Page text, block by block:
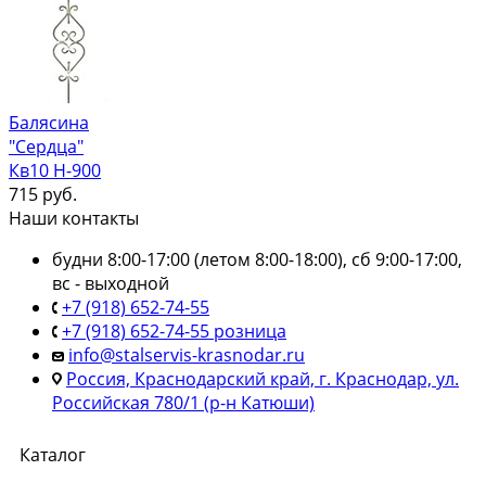
Балясина
"Сердца"
Кв10 Н-900
715 руб.
Наши контакты
будни 8:00-17:00 (летом 8:00-18:00), сб 9:00-17:00,
вс - выходной
+7 (918) 652-74-55
+7 (918) 652-74-55 розница
info@stalservis-krasnodar.ru
Россия, Краснодарский край, г. Краснодар, ул.
Российская 780/1 (р-н Катюши)
Каталог